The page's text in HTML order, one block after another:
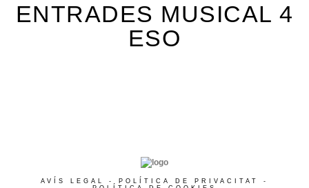
ENTRADES MUSICAL 4
ESO
AVÍS LEGAL - POLÍTICA DE PRIVACITAT
-